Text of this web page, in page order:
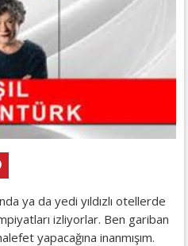
ya da yedi yıldızlı otellerde
izliyorlar. Ben gariban
yapacağına inanmışım.